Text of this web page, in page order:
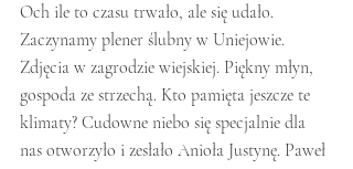
Och ile to czasu trwało, ale się udało.
Zaczynamy plener ślubny w Uniejowie.
Zdjęcia w zagrodzie wiejskiej. Piękny młyn,
gospoda ze strzechą. Kto pamięta jeszcze te
klimaty? Cudowne niebo się specjalnie dla
nas otworzyło i zesłało Anioła Justynę. Paweł